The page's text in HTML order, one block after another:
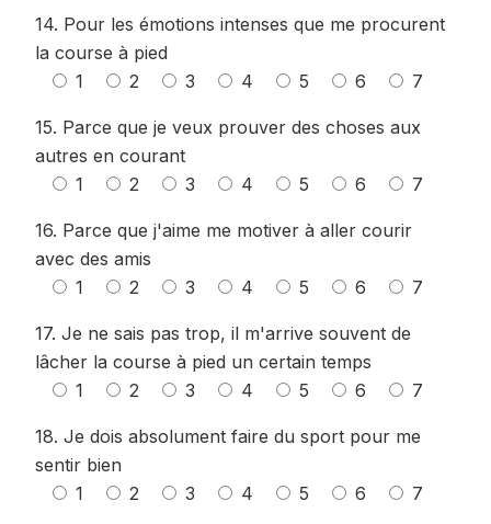
14. Pour les émotions intenses que me procurent
la course à pied
1
2 3 4 5 6 7
15. Parce que je veux prouver des choses aux
autres en courant
1
2 3 4 5 6 7
16. Parce que j'aime me motiver à aller courir
avec des amis
1
2 3 4 5 6 7
17. Je ne sais pas trop, il m'arrive souvent de
lâcher la course à pied un certain temps
1
2 3 4 5 6 7
18. Je dois absolument faire du sport pour me
sentir bien
1
2 3 4 5 6 7